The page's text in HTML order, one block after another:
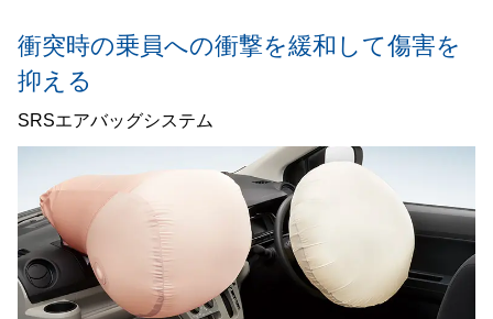
衝突時の乗員への衝撃を緩和して傷害を
抑える
SRSエアバッグシステム